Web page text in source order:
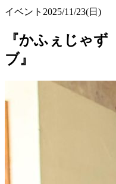
イベント 2025/11/23(日)
『かふぇじゃ
ブ』